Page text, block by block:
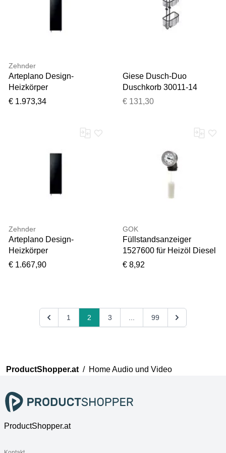
Zehnder
Arteplano Design-
Heizkörper
ZAP03104GE49000
€ 1.973,34
Giese Dusch-Duo
Duschkorb 30011-14
werkzeuglos abnehmbar,
€ 131,30
Zehnder
Arteplano Design-
Heizkörper
ZAN03008A749000
€ 1.667,90
GOK
Füllstandsanzeiger
1527600 für Heizöl Diesel
AdBlue Tanks 0–250 cm
€ 8,92
1 2 3 99
ProductShopper.at / Home Audio und Video
ProductShopper.at